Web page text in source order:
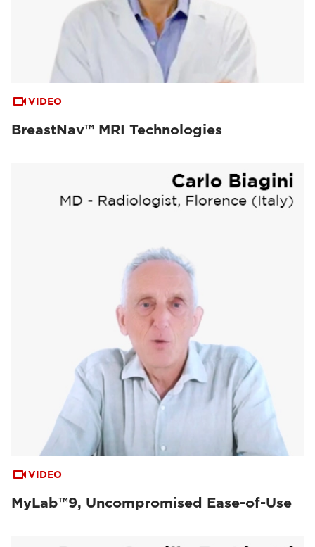
VIDEO
BreastNav™ MRI Technologies
VIDEO
MyLab™9, Uncompromised Ease-of-Use